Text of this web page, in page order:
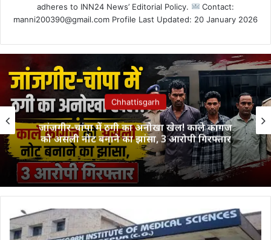
adheres to INN24 News’ Editorial Policy.
Contact:
manni200390@gmail.com Profile Last Updated: 20 January 2026
Chhattisgarh
जांजगीर-चांपा में ठगी का अनोखा खेल! काले कागज
को असली नोट बनाने का झांसा, 3 आरोपी गिरफ्तार
सिम्स
में